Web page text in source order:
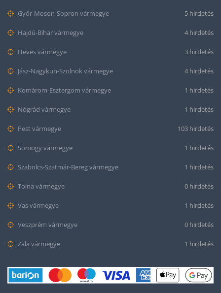
Győr-Moson-Sopron vármegye 5 hirdetés
Hajdú-Bihar vármegye 4 hirdetés
Heves vármegye 3 hirdetés
Jász-Nagykun-Szolnok vármegye 4 hirdetés
Komárom-Esztergom vármegye 1 hirdetés
Nógrád vármegye 1 hirdetés
Pest vármegye 103 hirdetés
Somogy vármegye 1 hirdetés
Szabolcs-Szatmár-Bereg vármegye 1 hirdetés
Tolna vármegye 0 hirdetés
Vas vármegye 1 hirdetés
Veszprém vármegye 0 hirdetés
Zala vármegye 1 hirdetés